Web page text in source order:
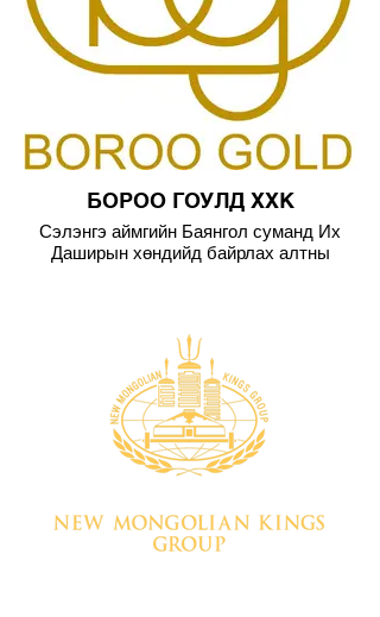
БОРОО ГОУЛД ХХК
Сэлэнгэ аймгийн Баянгол суманд Их
Даширын хөндийд байрлах алтны
хамтран ажилласан.